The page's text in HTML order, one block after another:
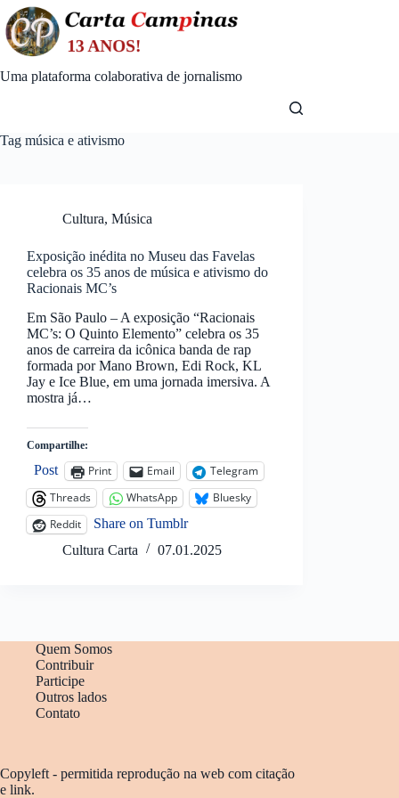
Skip
to
content
Uma plataforma colaborativa de jornalismo
Tag música e ativismo
Cultura, Música
Exposição inédita no Museu das Favelas
celebra os 35 anos de música e ativismo do
Racionais MC’s
Em São Paulo – A exposição “Racionais
MC’s: O Quinto Elemento” celebra os 35
anos de carreira da icônica banda de rap
formada por Mano Brown, Edi Rock, KL
Jay e Ice Blue, em uma jornada imersiva. A
mostra já…
Compartilhe:
Post Print Email
Telegram
Threads
WhatsApp
Bluesky
Reddit
Share on Tumblr
Cultura Carta
07.01.2025
Quem Somos
Contribuir
Participe
Outros lados
Contato
Copyleft - permitida reprodução na web com citação
e link.